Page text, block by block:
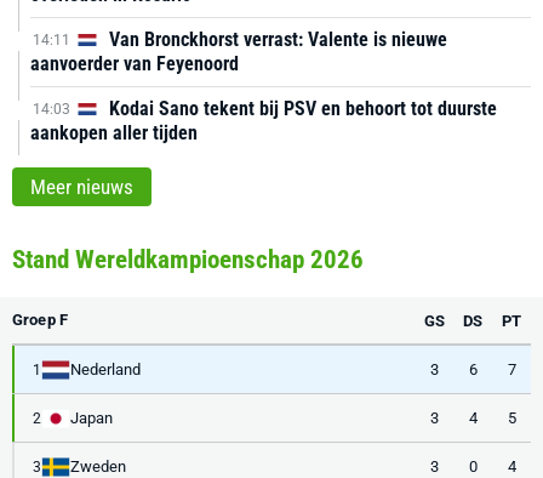
14:11
Van Bronckhorst verrast: Valente is nieuwe
aanvoerder van Feyenoord
14:03
Kodai Sano tekent bij PSV en behoort tot duurste
aankopen aller tijden
Meer nieuws
Stand Wereldkampioenschap 2026
Groep F GS DS PT
1 Nederland 3 6 7
2 Japan 3 4 5
3 Zweden 3 0 4